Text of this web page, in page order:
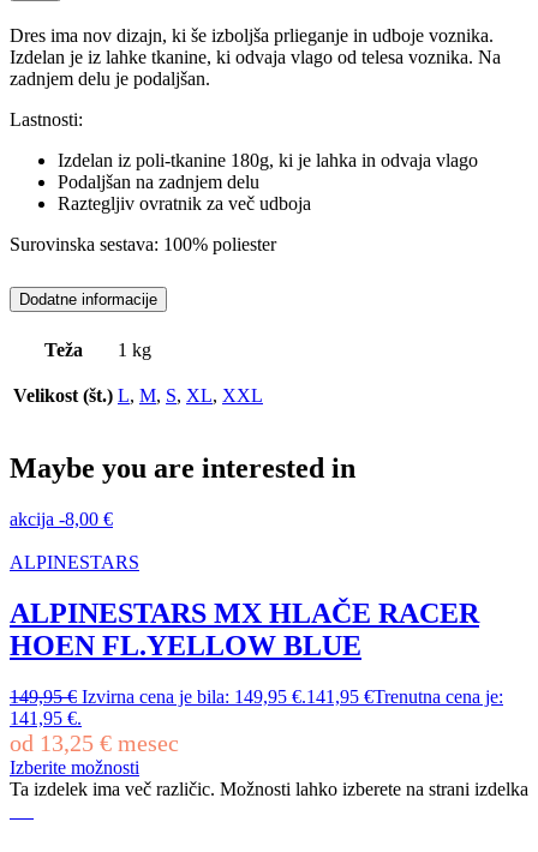
Dres ima nov dizajn, ki še izboljša prlieganje in udboje voznika.
Izdelan je iz lahke tkanine, ki odvaja vlago od telesa voznika. Na
zadnjem delu je podaljšan.
Lastnosti:
Izdelan iz poli-tkanine 180g, ki je lahka in odvaja vlago
Podaljšan na zadnjem delu
Raztegljiv ovratnik za več udboja
Surovinska sestava: 100% poliester
Dodatne informacije
Teža 1 kg
Velikost (št.) L, M, S, XL, XXL
Maybe you are interested in
akcija -8,00 €
ALPINESTARS
ALPINESTARS MX HLAČE RACER
HOEN FL.YELLOW BLUE
149,95€ Izvirna cena je bila: 149,95 €.141,95 €Trenutna cena je:
141,95 €.
od 13,25 € mesec
Izberite možnosti
Ta izdelek ima več različic. Možnosti lahko izberete na strani izdelka